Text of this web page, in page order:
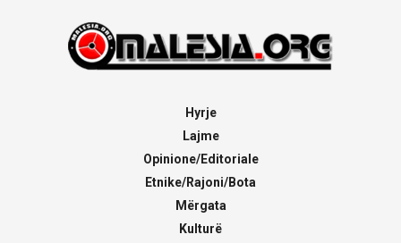
Hyrje
Lajme
Opinione/Editoriale
Etnike/Rajoni/Bota
Mërgata
Kulturë